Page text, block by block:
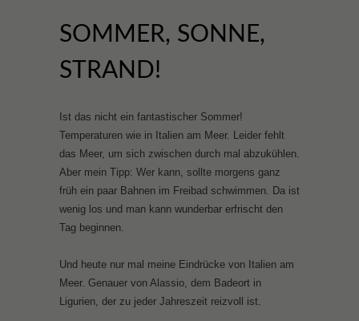
SOMMER, SONNE,
STRAND!
Ist das nicht ein fantastischer Sommer!
Temperaturen wie in Italien am Meer. Leider fehlt
das Meer, um sich zwischen durch mal abzukühlen.
Aber mein Tipp: Wer kann, sollte morgens ganz
früh ein paar Bahnen im Freibad schwimmen. Da ist
wenig los und man kann wunderbar erfrischt den
Tag beginnen.
Und heute nur mal meine Eindrücke von Italien am
Meer. Genauer von Alassio, dem Badeort in
Ligurien, der zu jeder Jahreszeit reizvoll ist.